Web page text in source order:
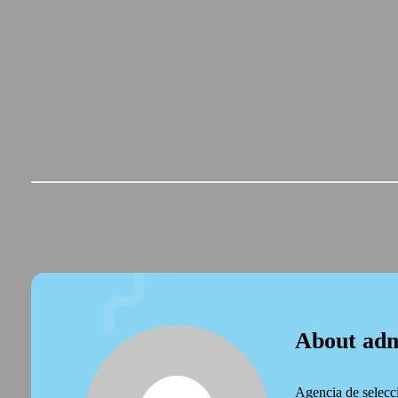
About
Agencia de